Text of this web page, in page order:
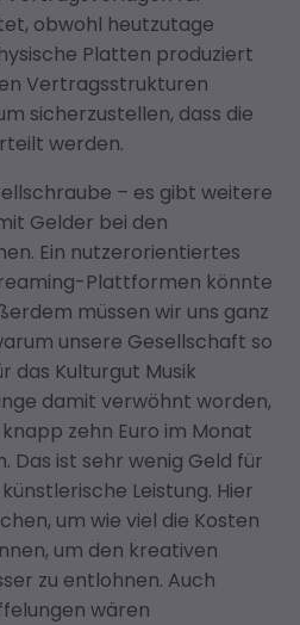
obwohl heutzutage
Platten produziert
Vertragsstrukturen
sicherzustellen, dass die
werden.
– es gibt weitere
Gelder bei den
Ein nutzerorientiertes
Plattformen könnte
müssen wir uns ganz
unsere Gesellschaft so
das Kulturgut Musik
damit verwöhnt worden,
zehn Euro im Monat
Das ist sehr wenig Geld für
Leistung. Hier
um wie viel die Kosten
um den kreativen
zu entlohnen. Auch
wären